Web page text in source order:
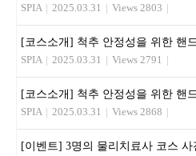
SPIA | 2025.03.31 | Views 2803 |
[코스소개] 척추 안정성을 위한 핸
SPIA | 2025.03.31 | Views 2791 |
[코스소개] 척추 안정성을 위한 핸
SPIA | 2025.03.31 | Views 2868 |
[이벤트] 3명의 물리치료사 코스 사